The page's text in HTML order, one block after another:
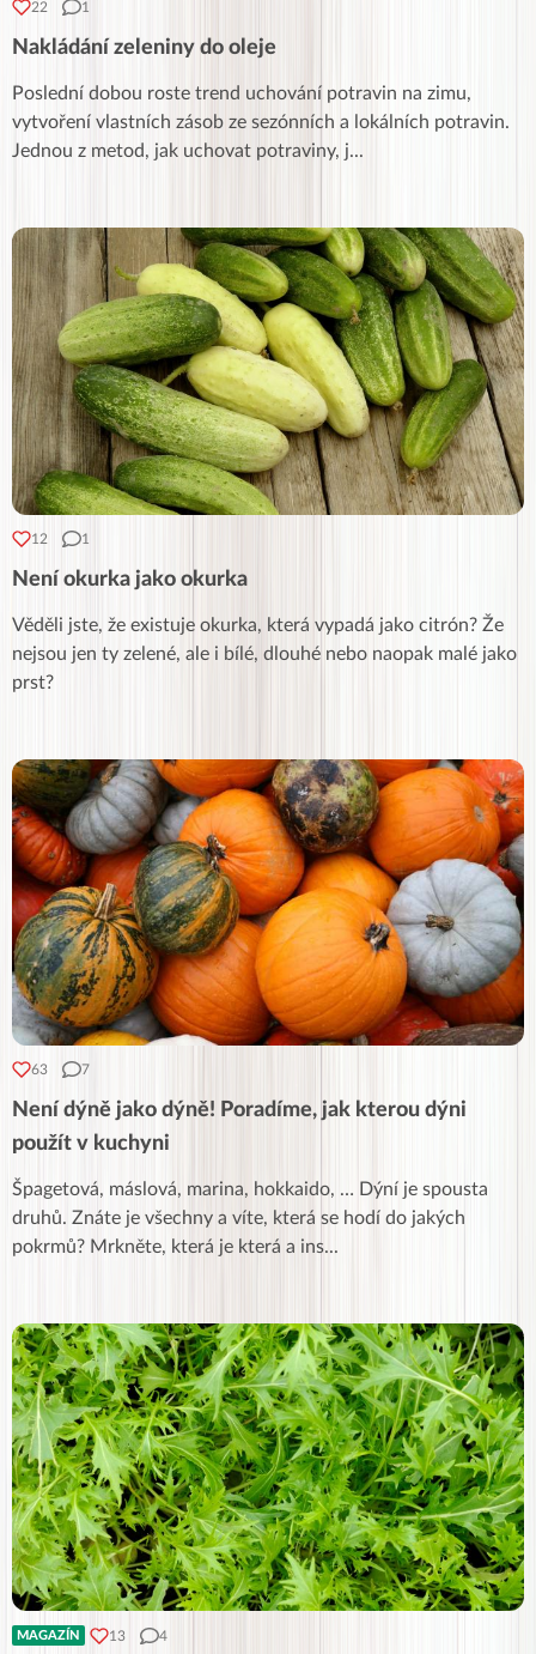
22 1
Nakládání zeleniny do oleje
Poslední dobou roste trend uchování potravin na zimu,
vytvoření vlastních zásob ze sezónních a lokálních potravin.
Jednou z metod, jak uchovat potraviny, j...
12 1
Není okurka jako okurka
Věděli jste, že existuje okurka, která vypadá jako citrón? Že
nejsou jen ty zelené, ale i bílé, dlouhé nebo naopak malé jako
prst?
63 7
Není dýně jako dýně! Poradíme, jak kterou dýni
použít v kuchyni
Špagetová, máslová, marina, hokkaido, … Dýní je spousta
druhů. Znáte je všechny a víte, která se hodí do jakých
pokrmů? Mrkněte, která je která a ins...
MAGAZÍN 13 4